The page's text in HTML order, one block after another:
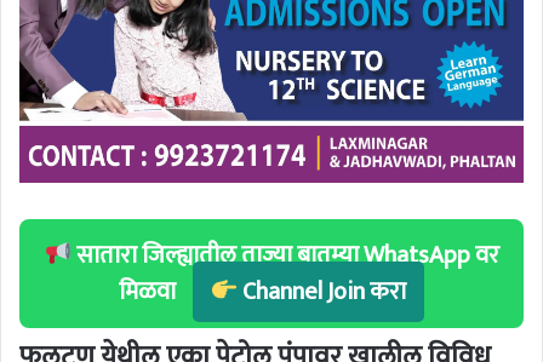
सातारा जिल्ह्यातील ताज्या बातम्या WhatsApp वर
मिळवा
Channel Join करा